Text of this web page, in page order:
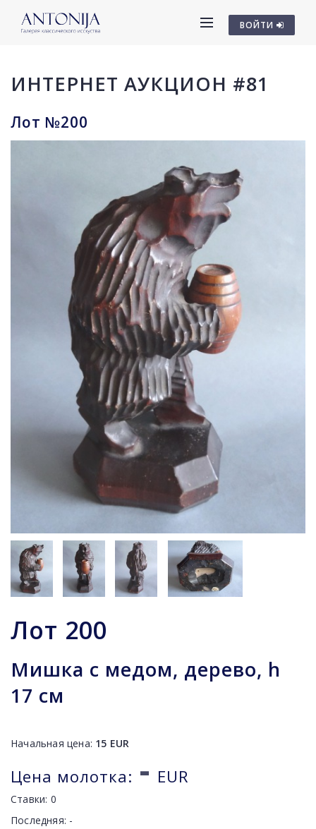
ВОЙТИ
ИНТЕРНЕТ АУКЦИОН #81
Лот №200
Лот 200
Мишка с медом, дерево, h
17 см
Начальная цена: 15 EUR
Цена молотка: - EUR
Ставки: 0
Последняя: -